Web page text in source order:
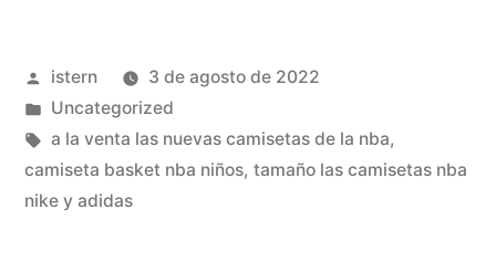
Publicado
por
istern
3 de agosto de 2022
Publicado
en
Uncategorized
Etiquetas:
a la venta las nuevas camisetas de la nba,
camiseta basket nba niños, tamaño las camisetas nba
nike y adidas